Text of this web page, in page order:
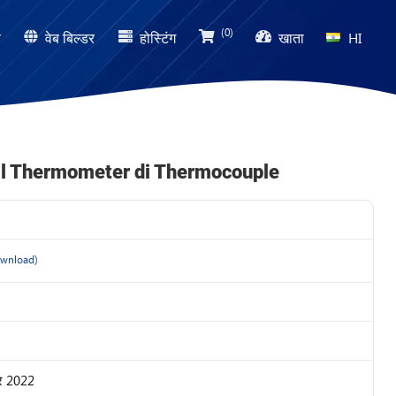
वेब बिल्डर होस्टिंग (0) खाता HI
Thermometer di Thermocouple
2022